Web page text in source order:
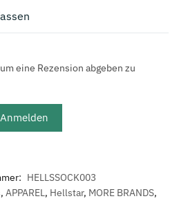
eine Rezension abgeben zu
Anmelden
HELLSSOCK003
, APPAREL, Hellstar, MORE BRANDS,